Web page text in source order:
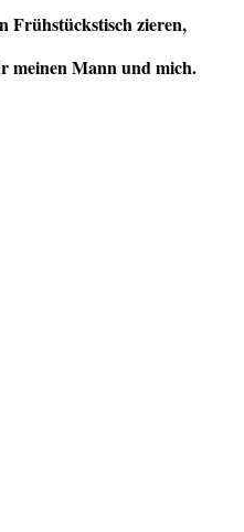
Frühstückstisch zieren,
meinen Mann und mich.